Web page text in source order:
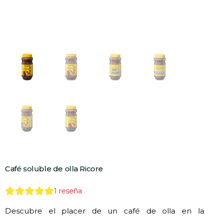
Café soluble de olla Ricore
1 reseña
Descubre el placer de un café de olla en la